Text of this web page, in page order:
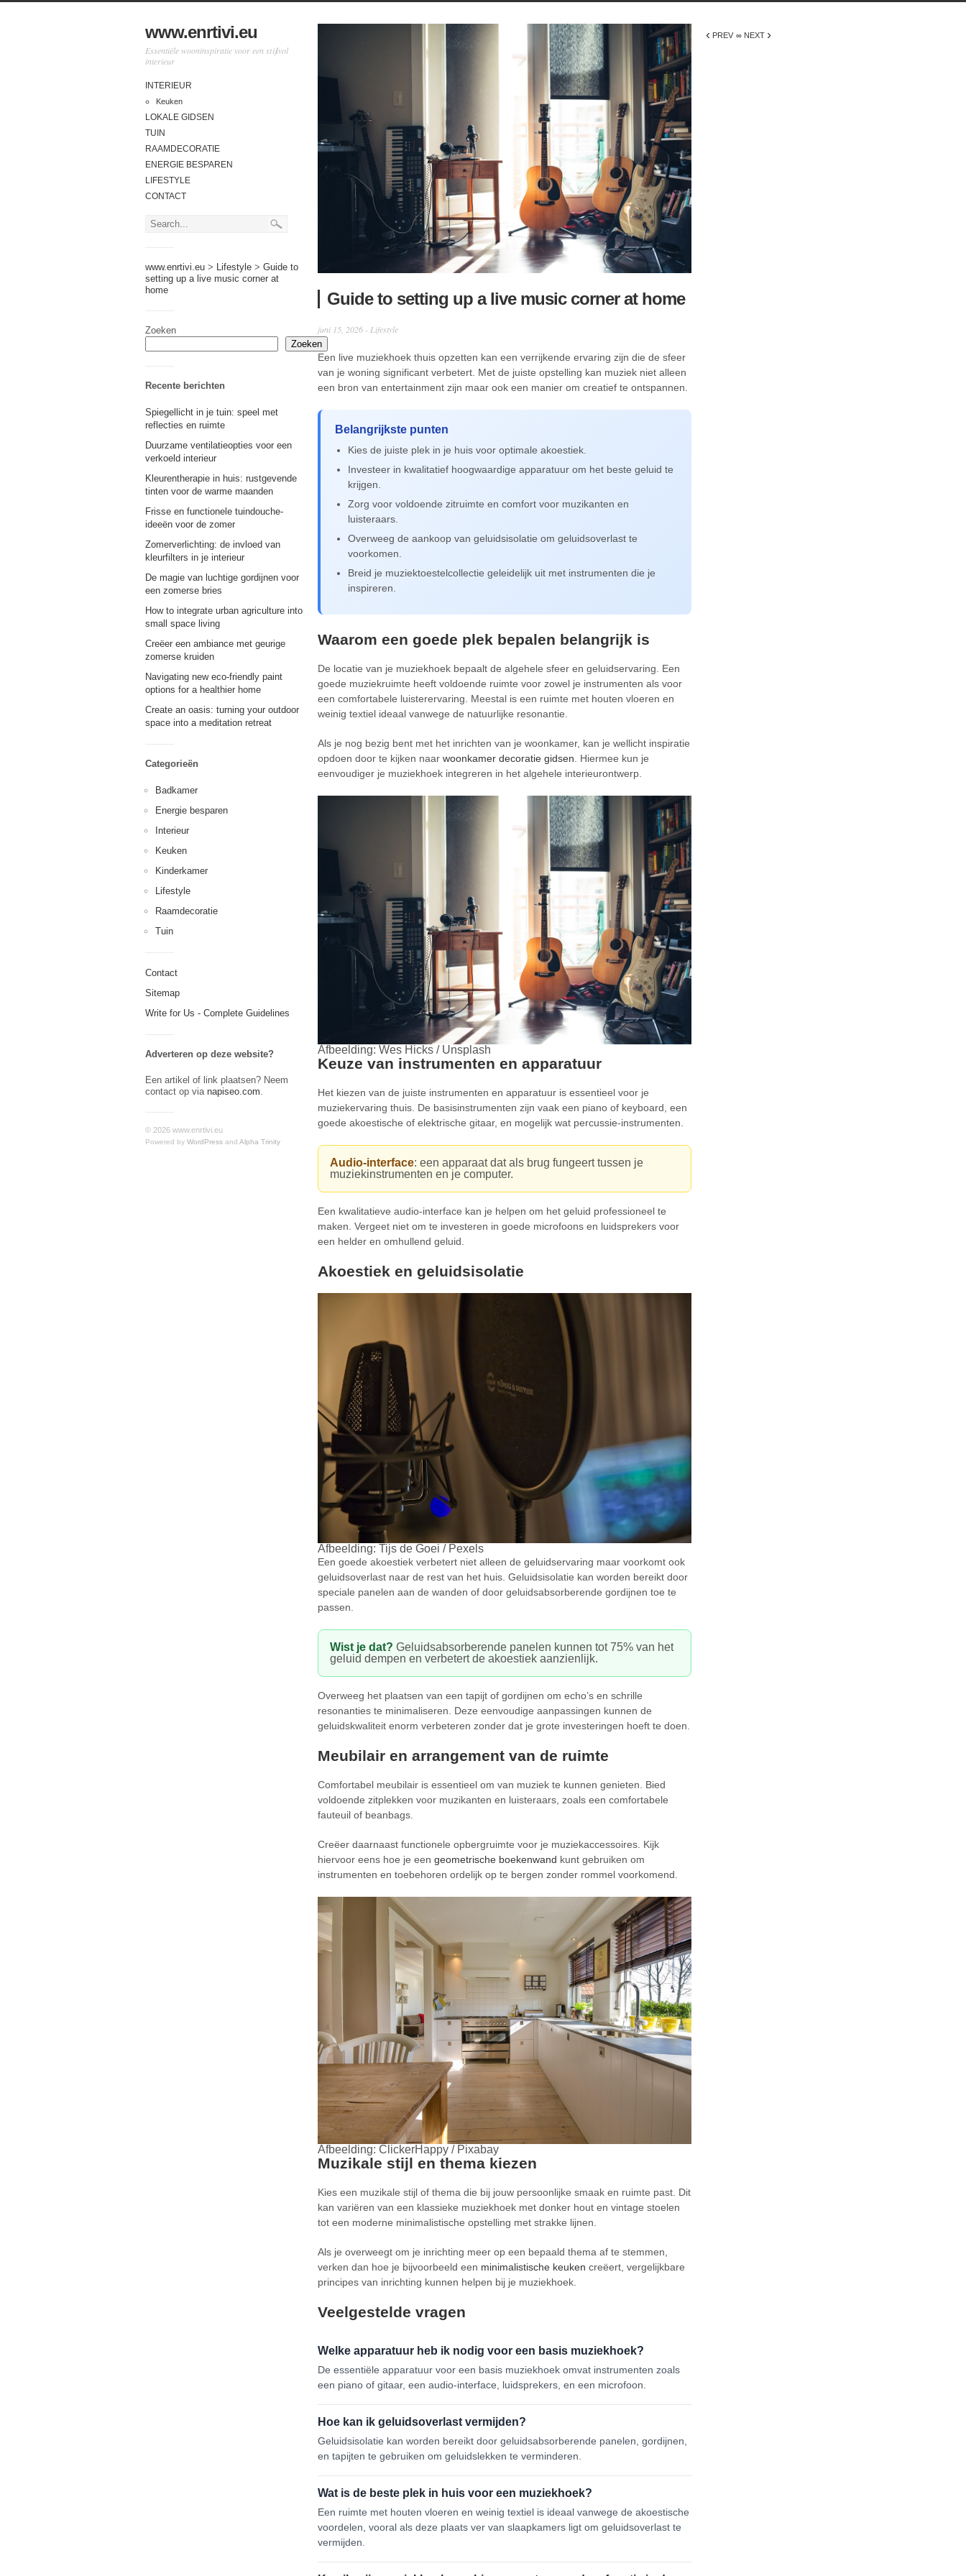
www.enrtivi.eu
Essentiële wooninspiratie voor een stijlvol
interieur
INTERIEUR
Keuken
LOKALE GIDSEN
TUIN
RAAMDECORATIE
ENERGIE BESPAREN
LIFESTYLE
CONTACT
www.enrtivi.eu > Lifestyle > Guide to
setting up a live music corner at
home
Zoeken
Zoeken
Recente berichten
Spiegellicht in je tuin: speel met
reflecties en ruimte
Duurzame ventilatieopties voor een
verkoeld interieur
Kleurentherapie in huis: rustgevende
tinten voor de warme maanden
Frisse en functionele tuindouche-
ideeën voor de zomer
Zomerverlichting: de invloed van
kleurfilters in je interieur
De magie van luchtige gordijnen voor
een zomerse bries
How to integrate urban agriculture into
small space living
Creëer een ambiance met geurige
zomerse kruiden
Navigating new eco-friendly paint
options for a healthier home
Create an oasis: turning your outdoor
space into a meditation retreat
Categorieën
Badkamer
Energie besparen
Interieur
Keuken
Kinderkamer
Lifestyle
Raamdecoratie
Tuin
Contact
Sitemap
Write for Us - Complete Guidelines
Adverteren op deze website?
Een artikel of link plaatsen? Neem
contact op via napiseo.com.
© 2026 www.enrtivi.eu
Powered by WordPress and Alpha Trinity
Guide to setting up a live music corner at home
juni 15, 2026 - Lifestyle
Een live muziekhoek thuis opzetten kan een verrijkende ervaring zijn die de sfeer
van je woning significant verbetert. Met de juiste opstelling kan muziek niet alleen
een bron van entertainment zijn maar ook een manier om creatief te ontspannen.
Belangrijkste punten
Kies de juiste plek in je huis voor optimale akoestiek.
Investeer in kwalitatief hoogwaardige apparatuur om het beste geluid te
krijgen.
Zorg voor voldoende zitruimte en comfort voor muzikanten en
luisteraars.
Overweeg de aankoop van geluidsisolatie om geluidsoverlast te
voorkomen.
Breid je muziektoestelcollectie geleidelijk uit met instrumenten die je
inspireren.
Waarom een goede plek bepalen belangrijk is
De locatie van je muziekhoek bepaalt de algehele sfeer en geluidservaring. Een
goede muziekruimte heeft voldoende ruimte voor zowel je instrumenten als voor
een comfortabele luisterervaring. Meestal is een ruimte met houten vloeren en
weinig textiel ideaal vanwege de natuurlijke resonantie.
Als je nog bezig bent met het inrichten van je woonkamer, kan je wellicht inspiratie
opdoen door te kijken naar woonkamer decoratie gidsen . Hiermee kun je
eenvoudiger je muziekhoek integreren in het algehele interieurontwerp.
Afbeelding: Wes Hicks / Unsplash
Keuze van instrumenten en apparatuur
Het kiezen van de juiste instrumenten en apparatuur is essentieel voor je
muziekervaring thuis. De basisinstrumenten zijn vaak een piano of keyboard, een
goede akoestische of elektrische gitaar, en mogelijk wat percussie-instrumenten.
Audio-interface: een apparaat dat als brug fungeert tussen je
muziekinstrumenten en je computer.
Een kwalitatieve audio-interface kan je helpen om het geluid professioneel te
maken. Vergeet niet om te investeren in goede microfoons en luidsprekers voor
een helder en omhullend geluid.
Akoestiek en geluidsisolatie
Afbeelding: Tijs de Goei / Pexels
Een goede akoestiek verbetert niet alleen de geluidservaring maar voorkomt ook
geluidsoverlast naar de rest van het huis. Geluidsisolatie kan worden bereikt door
speciale panelen aan de wanden of door geluidsabsorberende gordijnen toe te
passen.
Wist je dat? Geluidsabsorberende panelen kunnen tot 75% van het
geluid dempen en verbetert de akoestiek aanzienlijk.
Overweeg het plaatsen van een tapijt of gordijnen om echo’s en schrille
resonanties te minimaliseren. Deze eenvoudige aanpassingen kunnen de
geluidskwaliteit enorm verbeteren zonder dat je grote investeringen hoeft te doen.
Meubilair en arrangement van de ruimte
Comfortabel meubilair is essentieel om van muziek te kunnen genieten. Bied
voldoende zitplekken voor muzikanten en luisteraars, zoals een comfortabele
fauteuil of beanbags.
Creëer daarnaast functionele opbergruimte voor je muziekaccessoires. Kijk
hiervoor eens hoe je een geometrische boekenwand kunt gebruiken om
instrumenten en toebehoren ordelijk op te bergen zonder rommel voorkomend.
Afbeelding: ClickerHappy / Pixabay
Muzikale stijl en thema kiezen
Kies een muzikale stijl of thema die bij jouw persoonlijke smaak en ruimte past. Dit
kan variëren van een klassieke muziekhoek met donker hout en vintage stoelen
tot een moderne minimalistische opstelling met strakke lijnen.
Als je overweegt om je inrichting meer op een bepaald thema af te stemmen,
verken dan hoe je bijvoorbeeld een minimalistische keuken creëert, vergelijkbare
principes van inrichting kunnen helpen bij je muziekhoek.
Veelgestelde vragen
Welke apparatuur heb ik nodig voor een basis muziekhoek?
De essentiële apparatuur voor een basis muziekhoek omvat instrumenten zoals
een piano of gitaar, een audio-interface, luidsprekers, en een microfoon.
Hoe kan ik geluidsoverlast vermijden?
Geluidsisolatie kan worden bereikt door geluidsabsorberende panelen, gordijnen,
en tapijten te gebruiken om geluidslekken te verminderen.
Wat is de beste plek in huis voor een muziekhoek?
Een ruimte met houten vloeren en weinig textiel is ideaal vanwege de akoestische
voordelen, vooral als deze plaats ver van slaapkamers ligt om geluidsoverlast te
vermijden.
‹ PREV ∞ NEXT ›